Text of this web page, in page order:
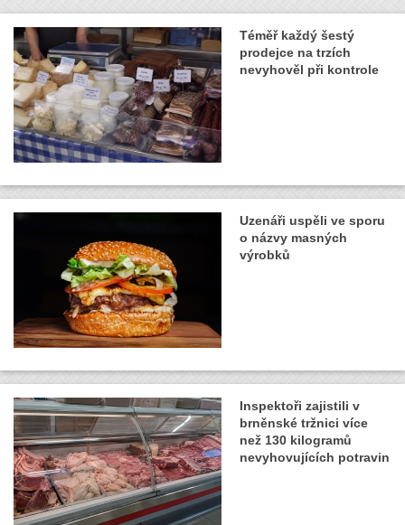
Téměř každý šestý
prodejce na trzích
nevyhověl při kontrole
Uzenáři uspěli ve sporu
o názvy masných
výrobků
Inspektoři zajistili v
brněnské tržnici více
než 130 kilogramů
nevyhovujících potravin